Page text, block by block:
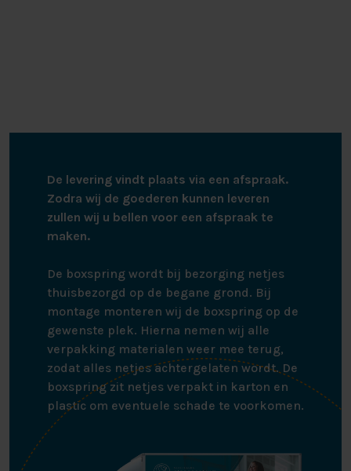
De levering vindt plaats via een afspraak.
Zodra wij de goederen kunnen leveren
zullen wij u bellen voor een afspraak te
maken.
De boxspring wordt bij bezorging netjes
thuisbezorgd op de begane grond. Bij
montage monteren wij de boxspring op de
gewenste plek. Hierna nemen wij alle
verpakking materialen weer mee terug,
zodat alles netjes achtergelaten wordt. De
boxspring zit netjes verpakt in karton en
plastic om eventuele schade te voorkomen.